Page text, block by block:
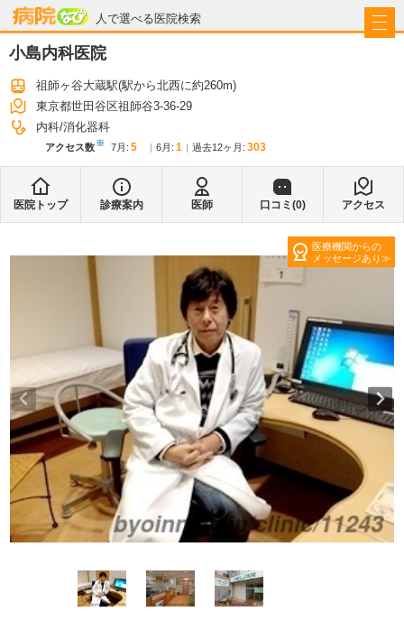
人で選べる医院検索
病院なび
小島内科医院
祖師ヶ谷大蔵駅(駅から北西に約260m)
東京都世田谷区祖師谷3-36-29
内科 消化器科
アクセス数※ 7月 : 5 6月 : 1 過去12ヶ月: 303
医院トップ 診療案内 医師 口コミ(0) アクセス
医療機関からの
メッセージあり